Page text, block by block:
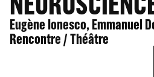
Eugène Ionesco, Emmanuel
Rencontre / Théâtre